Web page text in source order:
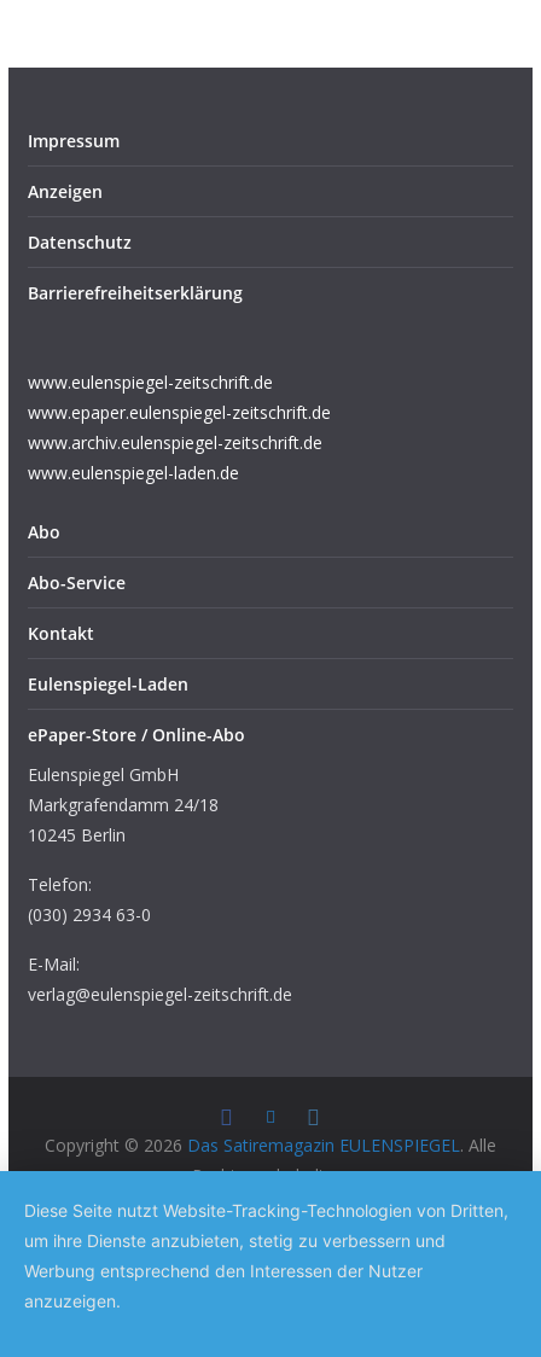
Impressum
Anzeigen
Datenschutz
Barrierefreiheitserklärung
www.eulenspiegel-zeitschrift.de
www.epaper.eulenspiegel-zeitschrift.de
www.archiv.eulenspiegel-zeitschrift.de
www.eulenspiegel-laden.de
Abo
Abo-Service
Kontakt
Eulenspiegel-Laden
ePaper-Store / Online-Abo
Eulenspiegel GmbH
Markgrafendamm 24/18
10245 Berlin
Telefon:
(030) 2934 63-0
E-Mail:
verlag@eulenspiegel-zeitschrift.de
Copyright © 2026 Das Satiremagazin EULENSPIEGEL. Alle
Rechte vorbehalten.
Theme:ColorMag Provon ThemeGrill. Präsentiert von
WordPress.
Diese Seite nutzt Website-Tracking-Technologien von Dritten,
um ihre Dienste anzubieten, stetig zu verbessern und
Werbung entsprechend den Interessen der Nutzer
anzuzeigen.